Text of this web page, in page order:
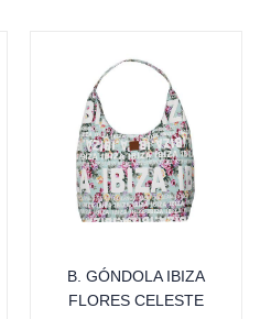
B. GÓNDOLA IBIZA
FLORES CELESTE